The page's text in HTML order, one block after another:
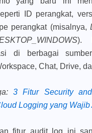
ID perangkat,
perangkat (misalnya,
).
di berbagai
Chat, Drive,
:
3 Fitur Security
Logging yang Wajib
fitur audit log ini